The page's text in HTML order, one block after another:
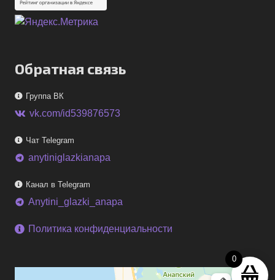
0
Обратная связь
Группа ВК
vk.com/id539876573
Чат Telegram
telegram anytiniglazkianapa
Канал в Telegram
telegram Anytini_glazki_anapa
Политика конфиденциальности